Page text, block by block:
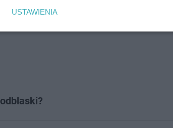
czy nie stwarzasz
USTAWIENIA